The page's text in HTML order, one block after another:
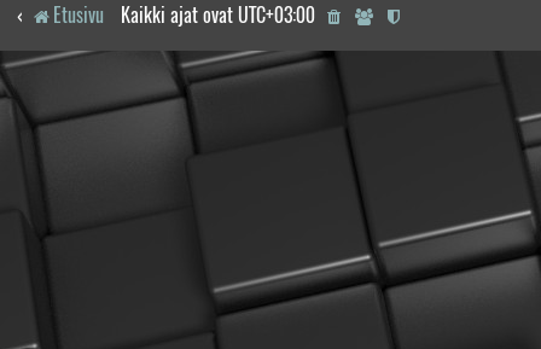
Etusivu Kaikki ajat ovat UTC+03:00